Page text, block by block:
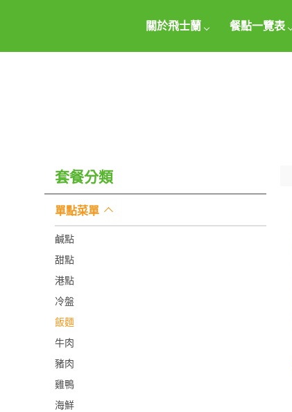
關於飛士蘭 餐點一覽表
套餐分類
單點菜單
鹹點
甜點
港點
冷盤
飯麵
牛肉
豬肉
雞鴨
海鮮